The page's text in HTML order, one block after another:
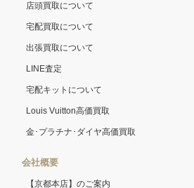
店頭買取について
宅配買取について
出張買取について
LINE査定
宅配キットについて
Louis Vuitton高価買取
金･プラチナ･ダイヤ高価買取
会社概要
【京都本店】のご案内